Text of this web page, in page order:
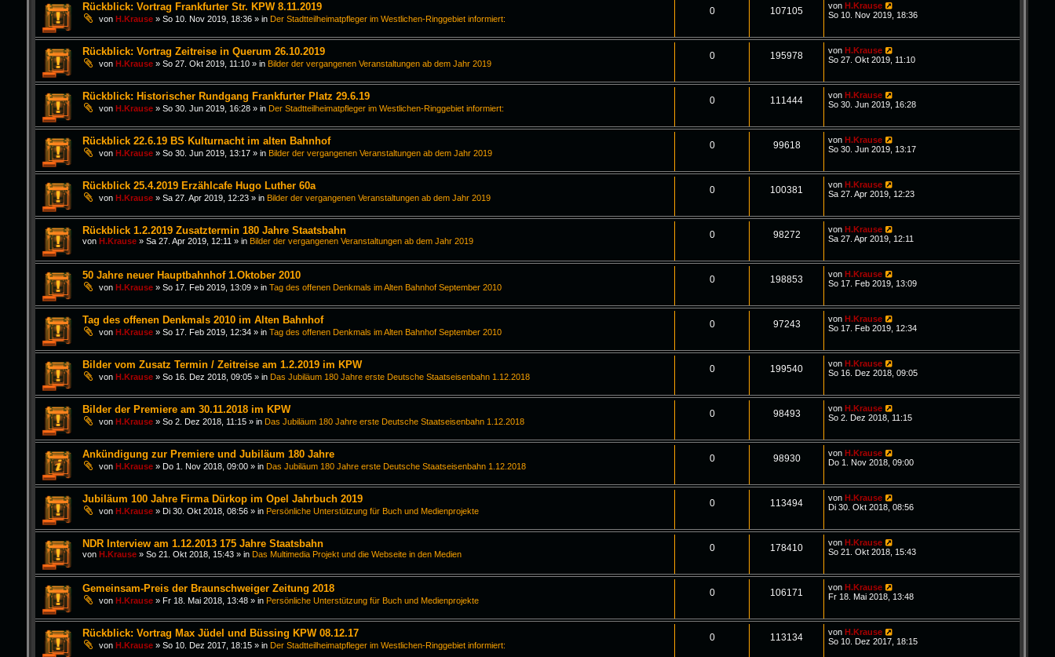
Rückblick: Vortrag Frankfurter Str. KPW 8.11.2019
von H.Krause» So 10. Nov 2019, 18:36» in Der Stadtteilheimatpfleger im Westlichen-Ringgebiet informiert:
0 107105 vonH.Krause
So 10. Nov 2019, 18:36
Rückblick: Vortrag Zeitreise in Querum 26.10.2019
von H.Krause» So 27. Okt 2019, 11:10» in Bilder der vergangenen Veranstaltungen ab dem Jahr 2019
0 195978 vonH.Krause
So 27. Okt 2019, 11:10
Rückblick: Historischer Rundgang Frankfurter Platz 29.6.19
von H.Krause» So 30. Jun 2019, 16:28» in Der Stadtteilheimatpfleger im Westlichen-Ringgebiet informiert:
0 111444 vonH.Krause
So 30. Jun 2019, 16:28
Rückblick 22.6.19 BS Kulturnacht im alten Bahnhof
von H.Krause» So 30. Jun 2019, 13:17» in Bilder der vergangenen Veranstaltungen ab dem Jahr 2019
0 99618 vonH.Krause
So 30. Jun 2019, 13:17
Rückblick 25.4.2019 Erzählcafe Hugo Luther 60a
von H.Krause» Sa 27. Apr 2019, 12:23» in Bilder der vergangenen Veranstaltungen ab dem Jahr 2019
0 100381 vonH.Krause
Sa 27. Apr 2019, 12:23
Rückblick 1.2.2019 Zusatztermin 180 Jahre Staatsbahn
von H.Krause» Sa 27. Apr 2019, 12:11 » in Bilder der vergangenen Veranstaltungen ab dem Jahr 2019
0 98272 vonH.Krause
Sa 27. Apr 2019, 12:11
50 Jahre neuer Hauptbahnhof 1.Oktober 2010
von H.Krause» So 17. Feb 2019, 13:09» in Tag des offenen Denkmals im Alten Bahnhof September 2010
0 198853 vonH.Krause
So 17. Feb 2019, 13:09
Tag des offenen Denkmals 2010 im Alten Bahnhof
von H.Krause» So 17. Feb 2019, 12:34» in Tag des offenen Denkmals im Alten Bahnhof September 2010
0 97243 vonH.Krause
So 17. Feb 2019, 12:34
Bilder vom Zusatz Termin / Zeitreise am 1.2.2019 im KPW
von H.Krause» So 16. Dez 2018, 09:05» in Das Jubiläum 180 Jahre erste Deutsche Staatseisenbahn 1.12.2018
0 199540 vonH.Krause
So 16. Dez 2018, 09:05
Bilder der Premiere am 30.11.2018 im KPW
von H.Krause» So 2. Dez 2018, 11:15» in Das Jubiläum 180 Jahre erste Deutsche Staatseisenbahn 1.12.2018
0 98493 vonH.Krause
So 2. Dez 2018, 11:15
Ankündigung zur Premiere und Jubiläum 180 Jahre
von H.Krause» Do 1. Nov 2018, 09:00» in Das Jubiläum 180 Jahre erste Deutsche Staatseisenbahn 1.12.2018
0 98930 vonH.Krause
Do 1. Nov 2018, 09:00
Jubiläum 100 Jahre Firma Dürkop im Opel Jahrbuch 2019
von H.Krause» Di 30. Okt 2018, 08:56» in Persönliche Unterstützung für Buch und Medienprojekte
0 113494 vonH.Krause
Di 30. Okt 2018, 08:56
NDR Interview am 1.12.2013 175 Jahre Staatsbahn
von H.Krause» So 21. Okt 2018, 15:43» in Das Multimedia Projekt und die Webseite in den Medien
0 178410 vonH.Krause
So 21. Okt 2018, 15:43
Gemeinsam-Preis der Braunschweiger Zeitung 2018
von H.Krause» Fr 18. Mai 2018, 13:48» in Persönliche Unterstützung für Buch und Medienprojekte
0 106171 vonH.Krause
Fr 18. Mai 2018, 13:48
Rückblick: Vortrag Max Jüdel und Büssing KPW 08.12.17
von H.Krause» So 10. Dez 2017, 18:15» in Der Stadtteilheimatpfleger im Westlichen-Ringgebiet informiert:
0 113134 vonH.Krause
So 10. Dez 2017, 18:15